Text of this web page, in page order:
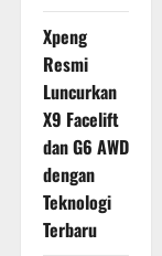
Xpeng
Resmi
Luncurkan
X9 Facelift
dan G6 AWD
dengan
Teknologi
Terbaru